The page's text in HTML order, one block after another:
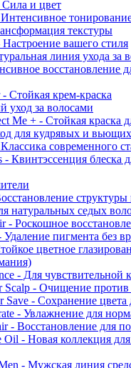
и цвет
текстуры
вашего стиля
линия ухода за
восстановление
Стойкая крем-краска
уход за волосами
Me + - Стойкая краска
для кудрявых и
современного
- Квинтэссенция блеска
структуры
натуральных седых
- Роскошное
пигмента без
цветное
- Для чувствительной
Scalp - Очищение против
Save - Сохранение
- Увлажнение для
- Восстановление для
Oil - Новая коллекция
- Мужская линия